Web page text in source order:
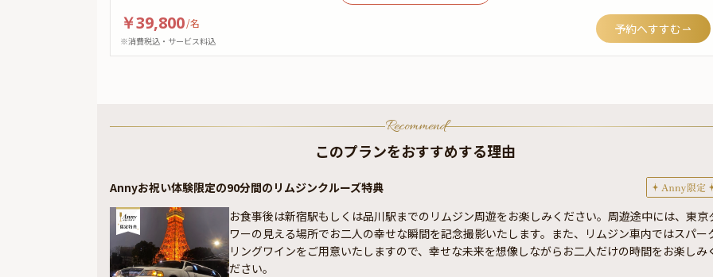
￥39,800/名
※消費税込・サービス料込
予約へすすむ
Recommend
このプランをおすすめする理由
Annyお祝い体験限定の90分間のリムジンクルーズ特典
お食事後は新宿駅もしくは品川駅までのリムジン周遊をお楽しみください。周遊途中には、東京
ワーの見える場所でお二人の幸せな瞬間を記念撮影いたします。また、リムジン車内ではスパー
リングワインをご用意いたしますので、幸せな未来を想像しながらお二人だけの時間をお楽しみ
ださい。